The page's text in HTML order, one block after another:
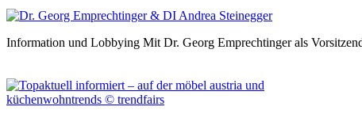
Information und Lobbying Mit Dr. Georg Emprechtinger als